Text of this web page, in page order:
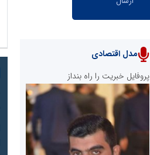
مدل اقتصادی
پروفایل خبریت را راه بنداز